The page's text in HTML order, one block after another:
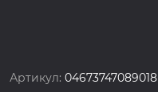
Артикул:04673747089018